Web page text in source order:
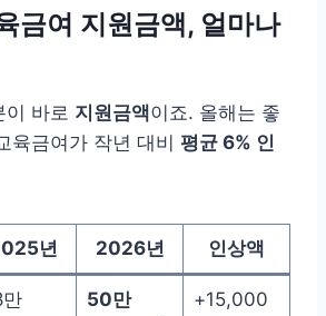
금여 지원금액, 얼마나
바로 지원금액이죠. 올해는 좋
육금여가 작년 대비 평균 6% 인
년 2026년 인상액
50만
+15,000